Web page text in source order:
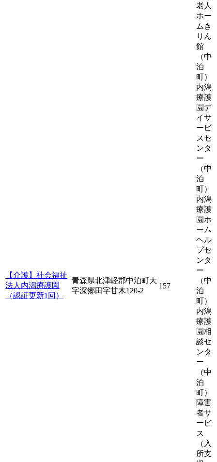
【介護】社会福祉
法人内潟療護園
（認証更新1回）
青森県北津軽郡中泊町大
字深郷田字甘木120-2
157
老人
ホー
ムき
りん
館
（中
泊
町）
内潟
療護
園デ
イサ
ービ
スセ
ンタ
ー
（中
泊
町）
内潟
療護
園ホ
ーム
ヘル
プセ
ンタ
ー
（中
泊
町）
内潟
療護
園相
談セ
ンタ
ー
（中
泊
町）
障害
者サ
ービ
ス
（入
所支